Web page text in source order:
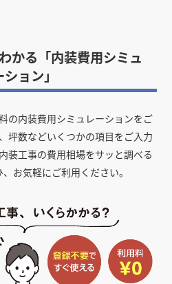
かる「内装費用シミュ
ョン」
の内装費用シミュレーションをご
坪数などいくつかの項目をご入力
装工事の費用相場をサッと調べる
お気軽にご利用ください。